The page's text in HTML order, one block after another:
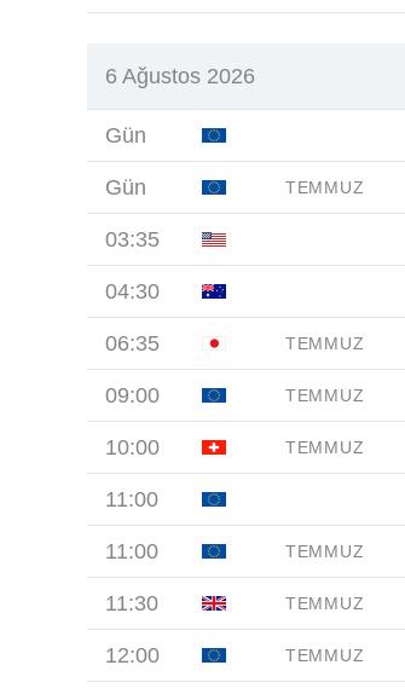
6 Ağustos 2026
Gün
Gün TEMMUZ
03:35
04:30
06:35 TEMMUZ
09:00 TEMMUZ
10:00 TEMMUZ
11:00
11:00 TEMMUZ
11:30 TEMMUZ
12:00 TEMMUZ